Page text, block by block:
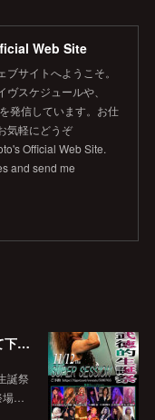
Web Site
サイトへようこそ。
スケジュールや、
発信しています。お仕
気軽にどうぞ
Official Web Site.
and send me
2026/11/12(木)は神戸チキンジョージにて下山武徳的生誕祭に出演します♪
誕祭
場…